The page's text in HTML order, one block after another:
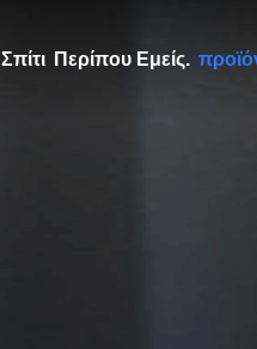
Σπίτι Περίπου Εμείς.